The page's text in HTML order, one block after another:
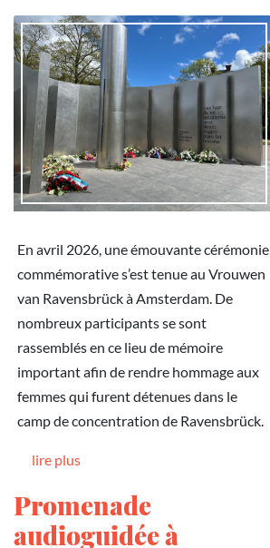
En avril 2026, une émouvante cérémonie
commémorative s’est tenue au Vrouwen
van Ravensbrück à Amsterdam. De
nombreux participants se sont
rassemblés en ce lieu de mémoire
important afin de rendre hommage aux
femmes qui furent détenues dans le
camp de concentration de Ravensbrück.
lire plus
Promenade
audioguidée à